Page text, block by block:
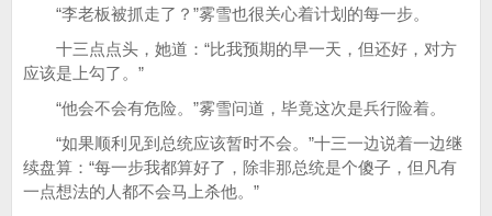
“李老板被抓走了？”雾雪也很关心着计划的每一步。
十三点点头，她道：“比我预期的早一天，但还好，对方
应该是上勾了。”
“他会不会有危险。”雾雪问道，毕竟这次是兵行险着。
“如果顺利见到总统应该暂时不会。”十三一边说着一边继
续盘算：“每一步我都算好了，除非那总统是个傻子，但凡有
一点想法的人都不会马上杀他。”